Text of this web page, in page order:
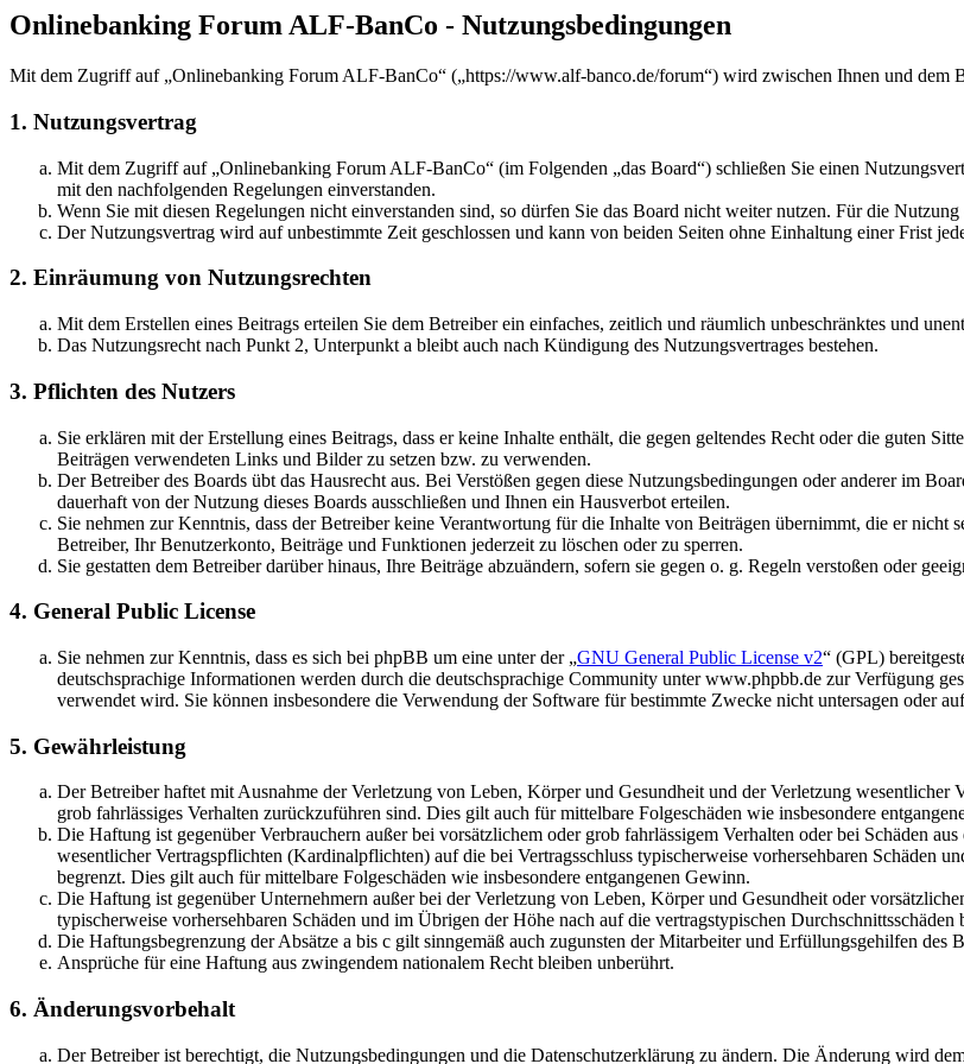
Onlinebanking Forum ALF-BanCo - Nutzungsbedingungen
Mit dem Zugriff auf „Onlinebanking Forum ALF-BanCo“ („https://www.alf-banco.de/forum“) wird zwischen Ihnen und dem
1. Nutzungsvertrag
Mit dem Zugriff auf „Onlinebanking Forum ALF-BanCo“ (im Folgenden „das Board“) schließen Sie einen
mit den nachfolgenden Regelungen einverstanden.
Wenn Sie mit diesen Regelungen nicht einverstanden sind, so dürfen Sie das Board nicht weiter nutzen. Für die
Der Nutzungsvertrag wird auf unbestimmte Zeit geschlossen und kann von beiden Seiten ohne Einhaltung einer Frist
2. Einräumung von Nutzungsrechten
Mit dem Erstellen eines Beitrags erteilen Sie dem Betreiber ein einfaches, zeitlich und räumlich unbeschränktes und
Das Nutzungsrecht nach Punkt 2, Unterpunkt a bleibt auch nach Kündigung des Nutzungsvertrages bestehen.
3. Pflichten des Nutzers
Sie erklären mit der Erstellung eines Beitrags, dass er keine Inhalte enthält, die gegen geltendes Recht oder die guten
Beiträgen verwendeten Links und Bilder zu setzen bzw. zu verwenden.
Der Betreiber des Boards übt das Hausrecht aus. Bei Verstößen gegen diese Nutzungsbedingungen oder anderer im
dauerhaft von der Nutzung dieses Boards ausschließen und Ihnen ein Hausverbot erteilen.
Sie nehmen zur Kenntnis, dass der Betreiber keine Verantwortung für die Inhalte von Beiträgen übernimmt, die er nicht
Betreiber, Ihr Benutzerkonto, Beiträge und Funktionen jederzeit zu löschen oder zu sperren.
Sie gestatten dem Betreiber darüber hinaus, Ihre Beiträge abzuändern, sofern sie gegen o. g. Regeln verstoßen oder
4. General Public License
Sie nehmen zur Kenntnis, dass es sich bei phpBB um eine unter der „GNU General Public License v2“ (GPL)
deutschsprachige Informationen werden durch die deutschsprachige Community unter www.phpbb.de zur Verfügung
verwendet wird. Sie können insbesondere die Verwendung der Software für bestimmte Zwecke nicht untersagen oder
5. Gewährleistung
Der Betreiber haftet mit Ausnahme der Verletzung von Leben, Körper und Gesundheit und der Verletzung
grob fahrlässiges Verhalten zurückzuführen sind. Dies gilt auch für mittelbare Folgeschäden wie insbesondere
Die Haftung ist gegenüber Verbrauchern außer bei vorsätzlichem oder grob fahrlässigem Verhalten oder bei Schäden
wesentlicher Vertragspflichten (Kardinalpflichten) auf die bei Vertragsschluss typischerweise vorhersehbaren Schäden
begrenzt. Dies gilt auch für mittelbare Folgeschäden wie insbesondere entgangenen Gewinn.
Die Haftung ist gegenüber Unternehmern außer bei der Verletzung von Leben, Körper und Gesundheit oder
typischerweise vorhersehbaren Schäden und im Übrigen der Höhe nach auf die vertragstypischen
Die Haftungsbegrenzung der Absätze a bis c gilt sinngemäß auch zugunsten der Mitarbeiter und Erfüllungsgehilfen des
Ansprüche für eine Haftung aus zwingendem nationalem Recht bleiben unberührt.
6. Änderungsvorbehalt
Der Betreiber ist berechtigt, die Nutzungsbedingungen und die Datenschutzerklärung zu ändern. Die Änderung wird